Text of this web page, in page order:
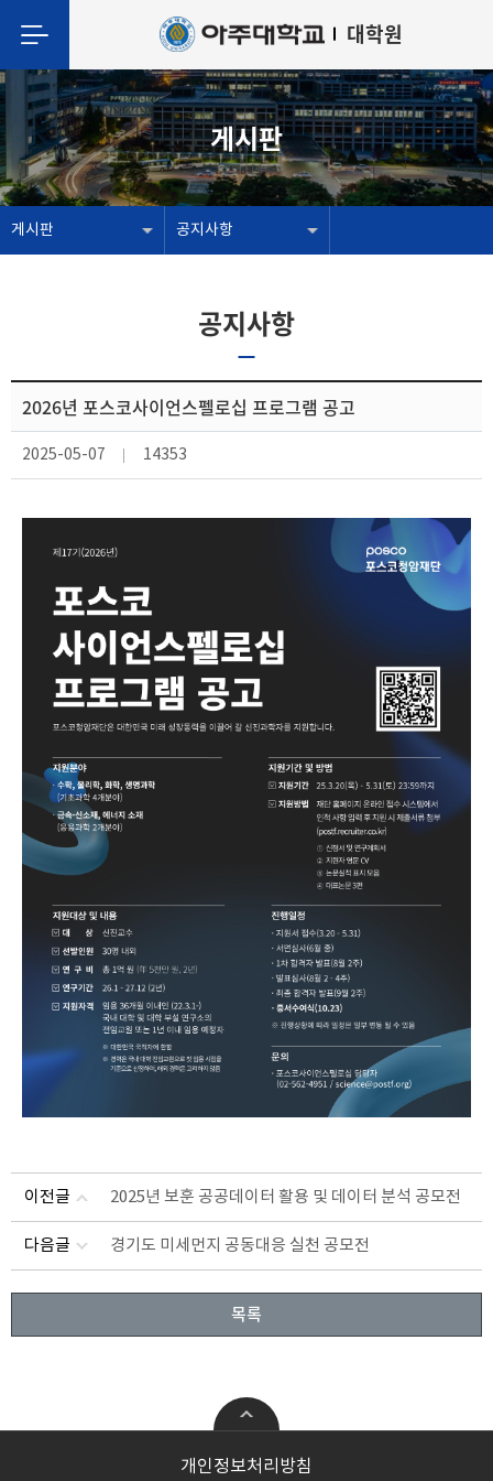
대학원
게시판
게시판 공지사항
공지사항
2026년 포스코사이언스펠로십 프로그램 공고
2025-05-07 14353
이전글 2025년 보훈 공공데이터 활용 및 데이터 분석 공모전
다음글 경기도 미세먼지 공동대응 실천 공모전
목록
첨단ICT융합
개인정보처리방침